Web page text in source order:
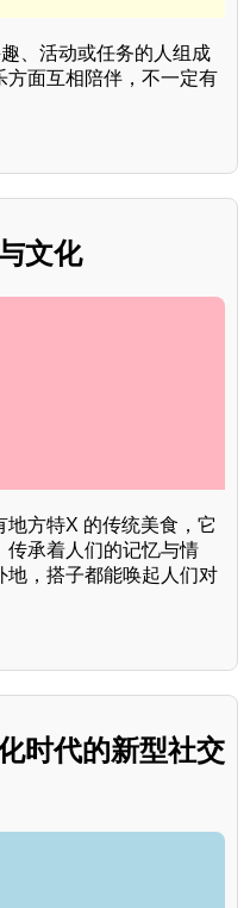
、活动或任务的人组成
方面互相陪伴，不一定有
文化
方特X 的传统美食，它
传承着人们的记忆与情
地，搭子都能唤起人们对
时代的新型社交